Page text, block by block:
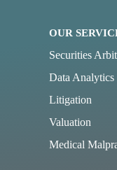
OUR
Securities
Data Analytics
Litigation
Valuation
Medical